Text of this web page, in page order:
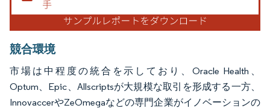
競合環境
市場は中程度の統合を示しており、Oracle Health、
Optum、Epic、Allscriptsが大規模な取引を形成する一方、
InnovaccerやZeOmegaなどの専門企業がイノベーションの